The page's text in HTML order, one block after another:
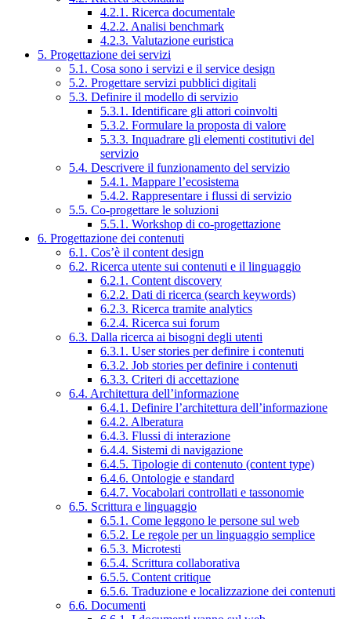
4.2.1. Ricerca documentale
4.2.2. Analisi benchmark
4.2.3. Valutazione euristica
5. Progettazione dei servizi
5.1. Cosa sono i servizi e il service design
5.2. Progettare servizi pubblici digitali
5.3. Definire il modello di servizio
5.3.1. Identificare gli attori coinvolti
5.3.2. Formulare la proposta di valore
5.3.3. Inquadrare gli elementi costitutivi del
servizio
5.4. Descrivere il funzionamento del servizio
5.4.1. Mappare l’ecosistema
5.4.2. Rappresentare i flussi di servizio
5.5. Co-progettare le soluzioni
5.5.1. Workshop di co-progettazione
6. Progettazione dei contenuti
6.1. Cos’è il content design
6.2. Ricerca utente sui contenuti e il linguaggio
6.2.1. Content discovery
6.2.2. Dati di ricerca (search keywords)
6.2.3. Ricerca tramite analytics
6.2.4. Ricerca sui forum
6.3. Dalla ricerca ai bisogni degli utenti
6.3.1. User stories per definire i contenuti
6.3.2. Job stories per definire i contenuti
6.3.3. Criteri di accettazione
6.4. Architettura dell’informazione
6.4.1. Definire l’architettura dell’informazione
6.4.2. Alberatura
6.4.3. Flussi di interazione
6.4.4. Sistemi di navigazione
6.4.5. Tipologie di contenuto (content type)
6.4.6. Ontologie e standard
6.4.7. Vocabolari controllati e tassonomie
6.5. Scrittura e linguaggio
6.5.1. Come leggono le persone sul web
6.5.2. Le regole per un linguaggio semplice
6.5.3. Microtesti
6.5.4. Scrittura collaborativa
6.5.5. Content critique
6.5.6. Traduzione e localizzazione dei contenuti
6.6. Documenti